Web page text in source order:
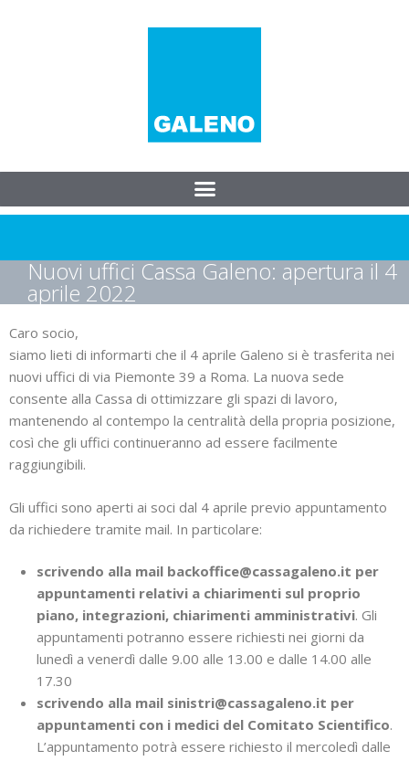
Nuovi uffici Cassa Galeno: apertura il 4
aprile 2022
Caro socio,
siamo lieti di informarti che il 4 aprile Galeno si è trasferita nei
nuovi uffici di via Piemonte 39 a Roma. La nuova sede
consente alla Cassa di ottimizzare gli spazi di lavoro,
mantenendo al contempo la centralità della propria posizione,
così che gli uffici continueranno ad essere facilmente
raggiungibili.
Gli uffici sono aperti ai soci dal 4 aprile previo appuntamento
da richiedere tramite mail. In particolare:
scrivendo alla mail backoffice@cassagaleno.it per
appuntamenti relativi a chiarimenti sul proprio
piano, integrazioni, chiarimenti amministrativi. Gli
appuntamenti potranno essere richiesti nei giorni da
lunedì a venerdì dalle 9.00 alle 13.00 e dalle 14.00 alle
17.30
scrivendo alla mail sinistri@cassagaleno.it per
appuntamenti con i medici del Comitato Scientifico.
L’appuntamento potrà essere richiesto il mercoledì dalle